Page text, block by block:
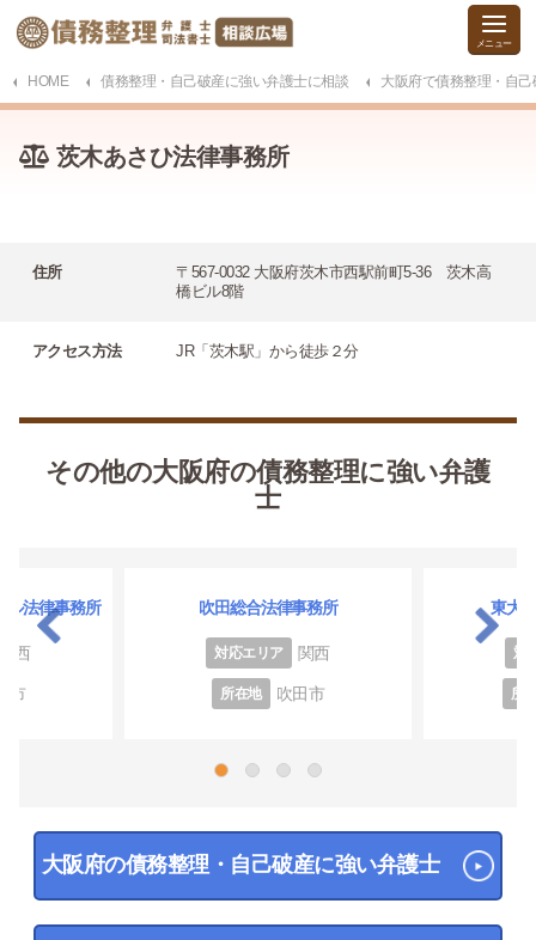
HOME 債務整理・自己破産に強い弁護士に相談 大阪府で債務整理・自
茨木あさひ法律事務所
住所
〒567-0032 大阪府茨木市西駅前町5-36 茨木高
橋ビル8階
アクセス方法 JR「茨木駅」から徒歩２分
その他の大阪府の債務整理に強い弁護
士
ル法律事務所
西
市
吹田総合法律事務所
対応エリア 関西
所在地 吹田市
東大
対
所
大阪府の債務整理・自己破産に強い弁護士